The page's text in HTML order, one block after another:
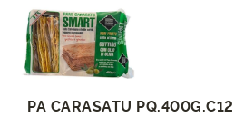
PA CARASATU PQ.400G.C12